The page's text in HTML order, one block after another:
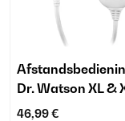
Dr. Watson XL &
elektrische dekens
46,99 €